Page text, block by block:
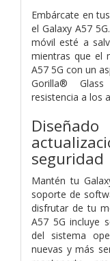
Embárcate en
el Galaxy A57
móvil esté a
mientras que el
A57 5G con un
Gorilla®
resistencia a los
seguridad
Mantén tu
soporte de
disfrutar de tu
A57 5G incluye
del sistema
nuevas y más